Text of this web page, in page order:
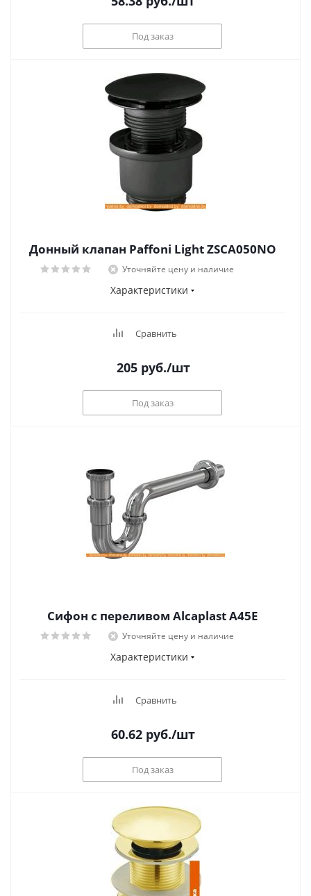
Под заказ
Донный клапан Paffoni Light ZSCA050NO
Уточняйте цену и наличие
Характеристики
Сравнить
205руб./шт
Под заказ
Сифон с переливом Alcaplast A45E
Уточняйте цену и наличие
Характеристики
Сравнить
60.62 руб./шт
Под заказ